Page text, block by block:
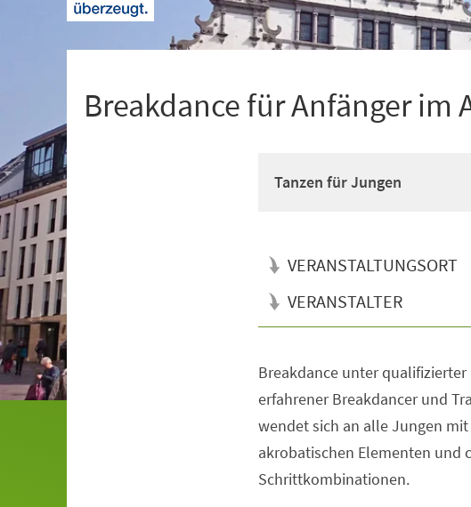
Breakdance für Anfänger im
Tanzen für Jungen
VERANSTALTUNGSORT
VERANSTALTER
Breakdance unter qualifizierter
erfahrener Breakdancer und
wendet sich an alle Jungen
akrobatischen Elementen und
Schrittkombinationen.